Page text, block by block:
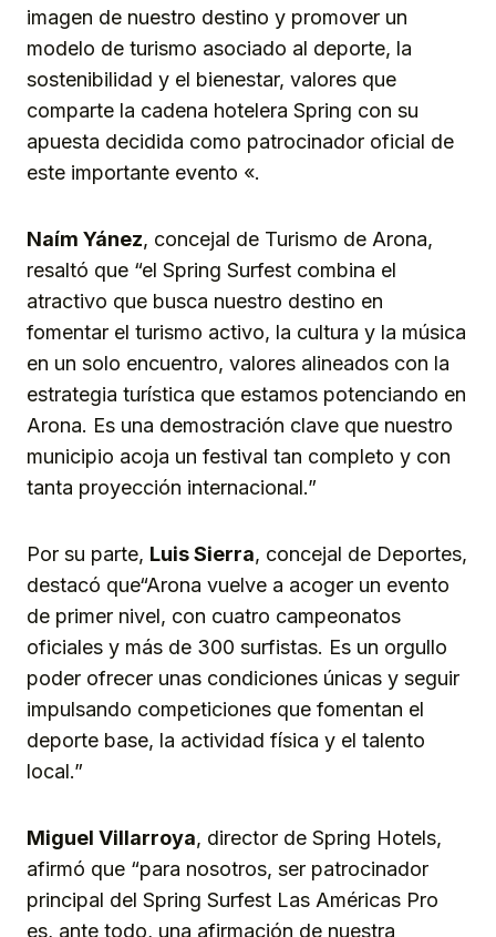
imagen de nuestro destino y promover un
modelo de turismo asociado al deporte, la
sostenibilidad y el bienestar, valores que
comparte la cadena hotelera Spring con su
apuesta decidida como patrocinador oficial de
este importante evento «.
Naím Yánez, concejal de Turismo de Arona,
resaltó que “el Spring Surfest combina el
atractivo que busca nuestro destino en
fomentar el turismo activo, la cultura y la música
en un solo encuentro, valores alineados con la
estrategia turística que estamos potenciando en
Arona. Es una demostración clave que nuestro
municipio acoja un festival tan completo y con
tanta proyección internacional.”
Por su parte, Luis Sierra, concejal de Deportes,
destacó que“Arona vuelve a acoger un evento
de primer nivel, con cuatro campeonatos
oficiales y más de 300 surfistas. Es un orgullo
poder ofrecer unas condiciones únicas y seguir
impulsando competiciones que fomentan el
deporte base, la actividad física y el talento
local.”
Miguel Villarroya, director de Spring Hotels,
afirmó que “para nosotros, ser patrocinador
principal del Spring Surfest Las Américas Pro
es, ante todo, una afirmación de nuestra